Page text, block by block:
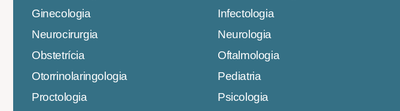
Ginecologia
Infectologia
Neurocirurgia
Neurologia
Obstetrícia
Oftalmologia
Otorrinolaringologia
Pediatria
Proctologia
Psicologia